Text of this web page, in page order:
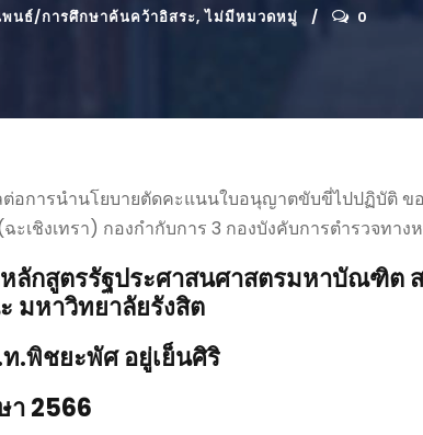
นธ์/การศึกษาค้นคว้าอิสระ, ไม่มีหมวดหมู่ 0
ต่อการนำนโยบายตัดคะแนนใบอนุญาตขับขี่ไปปฏิบัติ ข
ฉะเชิงเทรา) กองกำกับการ 3 กองบังคับการตำรวจทาง
หลักสูตรรัฐประศาสนศาสตรมหาบัณฑิต
มหาวิทยาลัยรังสิต
.พิชยะพัศ อยู่เย็นศิริ
า2566